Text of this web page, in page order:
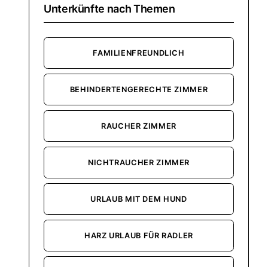
Unterkünfte nach Themen
FAMILIENFREUNDLICH
BEHINDERTENGERECHTE ZIMMER
RAUCHER ZIMMER
NICHTRAUCHER ZIMMER
URLAUB MIT DEM HUND
HARZ URLAUB FÜR RADLER